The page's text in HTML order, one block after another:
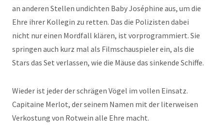
an anderen Stellen undichten Baby Joséphine aus, um die
Ehre ihrer Kollegin zu retten. Das die Polizisten dabei
nicht nur einen Mordfall klären, ist vorprogrammiert. Sie
springen auch kurz mal als Filmschauspieler ein, als die
Stars das Set verlassen, wie die Mäuse das sinkende Schiffe.
Wieder ist jeder der schrägen Vögel im vollen Einsatz.
Capitaine Merlot, der seinem Namen mit der literweisen
Verkostung von Rotwein alle Ehre macht.